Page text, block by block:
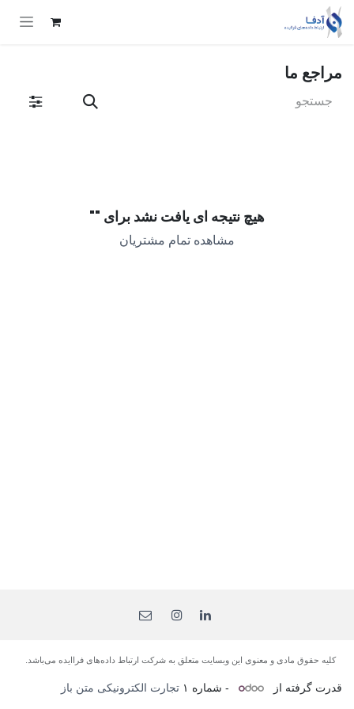
Skip to Content
مراجع ما
هیچ نتیجه ای یافت نشد برای ""
مشاهده تمام مشتریان
کلیه حقوق مادی و معنوی این وبسایت متعلق به شرکت ارتباط داده‌های فرا‌ایده می‌باشد.
قدرت گرفته از - شماره ۱ تجارت الکترونیکی متن باز